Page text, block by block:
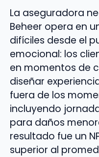
La aseguradora
Beheer opera en
difíciles desde el
emocional: los
en momentos de
diseñar
fuera de los
incluyendo
para daños
resultado fue un
superior al